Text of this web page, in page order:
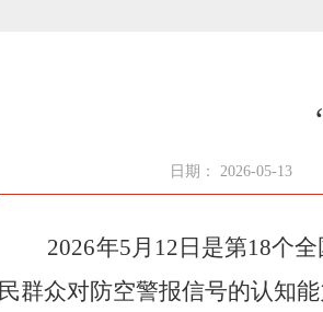
日期： 2026-05-13
2026年5月 12 日是第18个全
民群众对防空警报信号的认知